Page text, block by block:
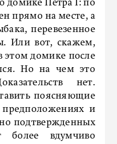
домике Петра I: по
прямо на месте, а
перевезенное
Или вот, скажем,
этом домике после
Но на чем это
нет.
поясняющие
и
подтвержденных
более вдумчиво